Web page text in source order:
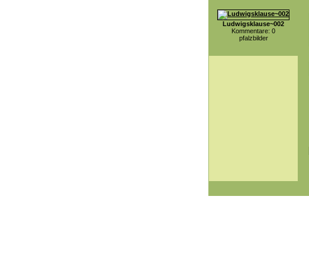
Ludwigsklause~002
Kommentare: 0
pfalzbilder